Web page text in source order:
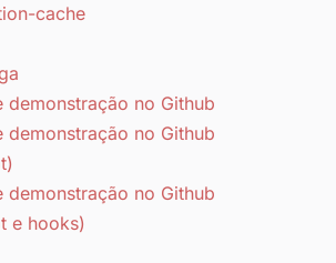
cache
demonstração no Github
demonstração no Github
demonstração no Github
e hooks)